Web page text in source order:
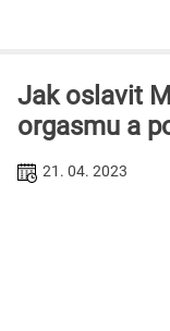
Jak oslavit
orgasmu a
21. 04. 2023